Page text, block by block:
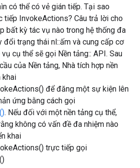
có thể có vẻ gián tiếp. Tại sao
tiếp InvokeActions? Câu trả lời cho
bất kỳ tác vụ nào trong hệ thống đa
đổi trạng thái nl::ấm và cung cấp cơ
cụ thể sẽ gọi Nền tảng:: API. Sau
của Nền tảng, Nhà tích hợp nền
khai
để đăng một sự kiện lên
ứng bằng cách gọi
. Nếu đối với một nền tảng cụ thể,
không có vấn đề đa nhiệm nào
khai
trực tiếp gọi